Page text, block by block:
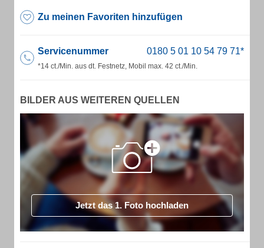
Zu meinen Favoriten hinzufügen
Servicenummer
*14 ct./Min. aus dt. Festnetz, Mobil max. 42 ct./Min.
BILDER AUS WEITEREN QUELLEN
Jetzt das 1. Foto hochladen